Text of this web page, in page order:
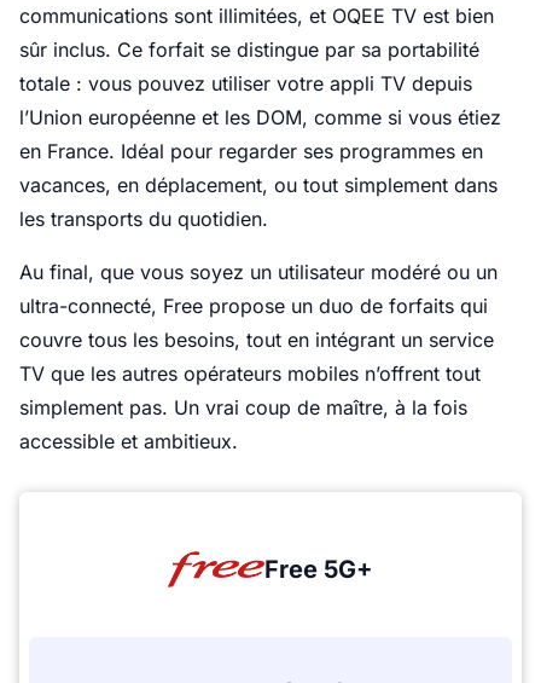
communications sont illimitées, et OQEE TV est bien
sûr inclus. Ce forfait se distingue par sa portabilité
totale : vous pouvez utiliser votre appli TV depuis
l’Union européenne et les DOM, comme si vous étiez
en France. Idéal pour regarder ses programmes en
vacances, en déplacement, ou tout simplement dans
les transports du quotidien.
Au final, que vous soyez un utilisateur modéré ou un
ultra-connecté, Free propose un duo de forfaits qui
couvre tous les besoins, tout en intégrant un service
TV que les autres opérateurs mobiles n’offrent tout
simplement pas. Un vrai coup de maître, à la fois
accessible et ambitieux.
Free 5G+